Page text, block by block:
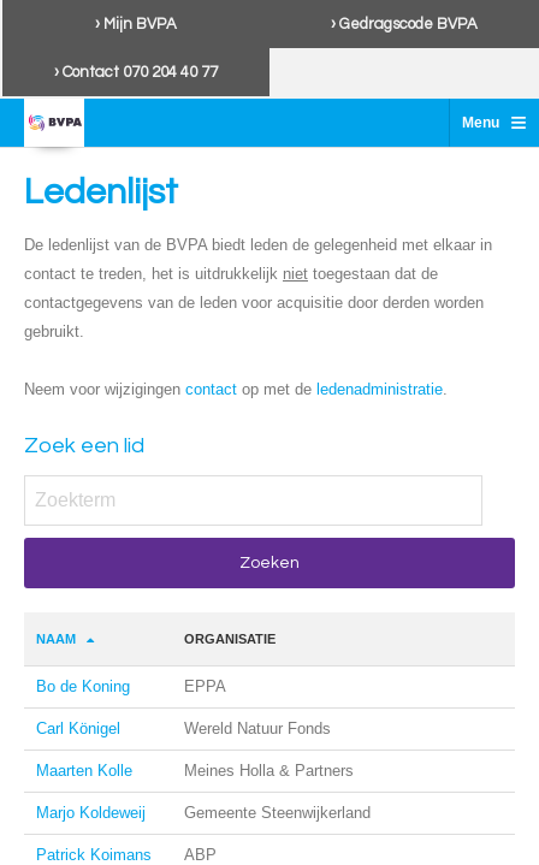
› Mijn BVPA › Gedragscode BVPA
› Contact 070 204 40 77
Menu ≡
Ledenlijst
De ledenlijst van de BVPA biedt leden de gelegenheid met elkaar in
contact te treden, het is uitdrukkelijk niet toegestaan dat de
contactgegevens van de leden voor acquisitie door derden worden
gebruikt.
Neem voor wijzigingen contact op met de ledenadministratie.
Zoek een lid
NAAM ORGANISATIE
Bo de Koning EPPA
Carl Königel Wereld Natuur Fonds
Maarten Kolle Meines Holla & Partners
Marjo Koldeweij Gemeente Steenwijkerland
Patrick Koimans ABP